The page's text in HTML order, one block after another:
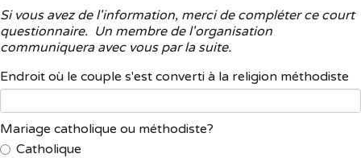
Si vous avez de l'information, merci de compléter ce court
questionnaire. Un membre de l'organisation
communiquera avec vous par la suite.
Endroit où le couple s'est converti à la religion méthodiste
Mariage catholique ou méthodiste?
Catholique